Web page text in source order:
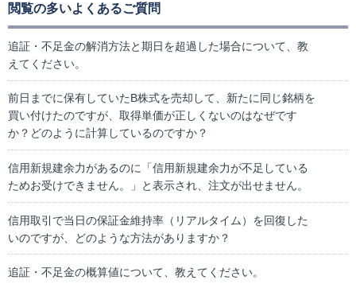
閲覧の多いよくあるご質問
追証・不足金の解消方法と期日を超過した場合について、教
えてください。
前日までに保有していたB株式を売却して、新たに同じ銘柄を
買い付けたのですが、取得単価が正しくないのはなぜです
か？どのように計算しているのですか？
信用新規建余力があるのに「信用新規建余力が不足している
ためお受けできません。」と表示され、注文が出せません。
信用取引で当日の保証金維持率（リアルタイム）を回復した
いのですが、どのような方法がありますか？
追証・不足金の概算値について、教えてください。